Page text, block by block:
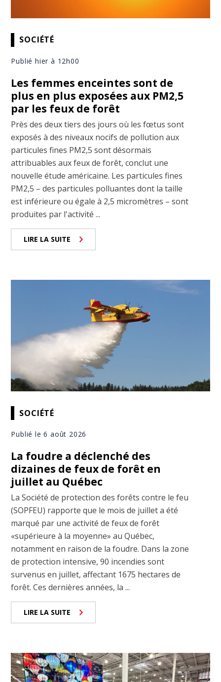
SOCIÉTÉ
Publié hier à 12h00
Les femmes enceintes sont de
plus en plus exposées aux PM2,5
par les feux de forêt
Près des deux tiers des jours où les fœtus sont
exposés à des niveaux nocifs de pollution aux
particules fines PM2,5 sont désormais
attribuables aux feux de forêt, conclut une
nouvelle étude américaine. Les particules fines
PM2,5 – des particules polluantes dont la taille
est inférieure ou égale à 2,5 micromètres – sont
produites par l'activité ...
LIRE LA SUITE
SOCIÉTÉ
Publié le 6 août 2026
La foudre a déclenché des
dizaines de feux de forêt en
juillet au Québec
La Société de protection des forêts contre le feu
(SOPFEU) rapporte que le mois de juillet a été
marqué par une activité de feux de forêt
«supérieure à la moyenne» au Québec,
notamment en raison de la foudre. Dans la zone
de protection intensive, 90 incendies sont
survenus en juillet, affectant 1675 hectares de
forêt. Ces dernières années, la ...
LIRE LA SUITE